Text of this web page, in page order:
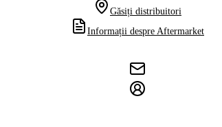
Găsiți distribuitori
Informații despre Aftermarket